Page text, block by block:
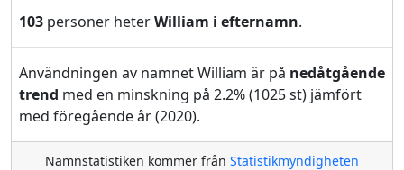
103 personer heterWilliam i efternamn.
Användningen av namnet William är på nedåtgående
trend med en minskning på 2.2% (1025 st) jämfört
med föregående år (2020).
Namnstatistiken kommer från Statistikmyndigheten